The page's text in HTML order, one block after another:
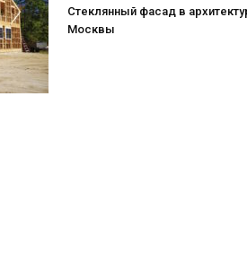
Стеклянный фасад в
Москвы